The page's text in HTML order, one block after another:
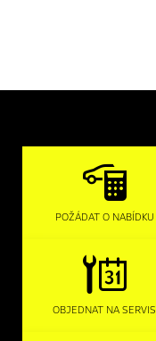
POŽÁDAT O NABÍDKU
OBJEDNAT NA SERVIS